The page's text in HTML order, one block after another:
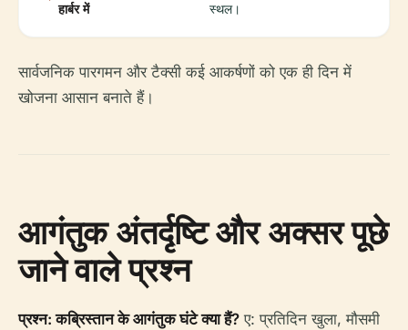
हार्बर में
स्थल।
सार्वजनिक पारगमन और टैक्सी कई आकर्षणों को एक ही दिन में
खोजना आसान बनाते हैं।
आगंतुक अंतर्दृष्टि और अक्सर पूछे
जाने वाले प्रश्न
प्रश्न: कब्रिस्तान के आगंतुक घंटे क्या हैं? ए: प्रतिदिन खुला, मौसमी